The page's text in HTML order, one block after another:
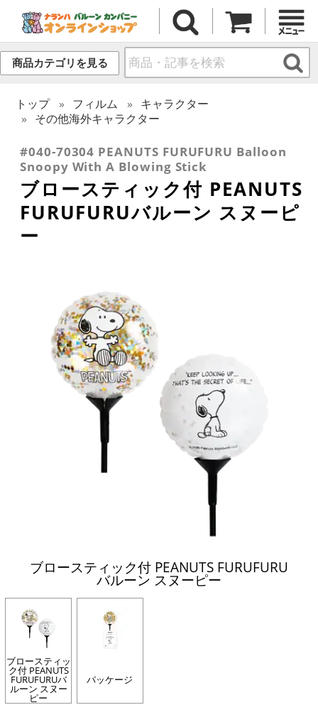
商品カテゴリを見る
トップ フィルム
キャラクター
その他海外キャラクター
#040-70304 PEANUTS FURUFURU Balloon
Snoopy With A Blowing Stick
ブロースティック付 PEANUTS
FURUFURUバルーン スヌーピ
ー
ブロースティック付 PEANUTS FURUFURU
バルーン スヌーピー
ブロースティッ
ク付 PEANUTS
FURUFURUバ
ルーン スヌー
ピー
パッケージ